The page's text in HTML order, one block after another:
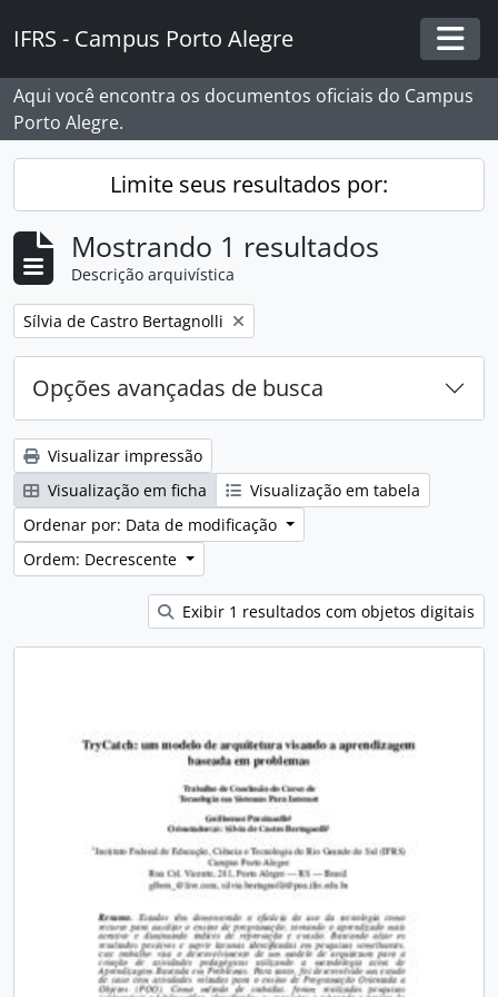
IFRS - Campus Porto Alegre
Aqui você encontra os documentos oficiais do Campus
Porto Alegre.
Limite seus resultados por:
Mostrando 1 resultados
Descrição arquivística
Remover filtro:
Sílvia de Castro Bertagnolli
Opções avançadas de busca
Visualizar impressão
Visualização em ficha
Visualização em tabela
Ordenar por: Data de modificação
Ordem: Decrescente
Exibir 1 resultados com objetos digitais